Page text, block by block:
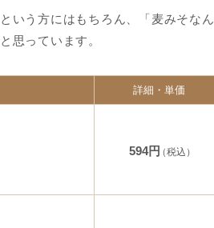
いう方にはもちろん、「麦みそなん
思っています。
詳細・単価
594円（税込）